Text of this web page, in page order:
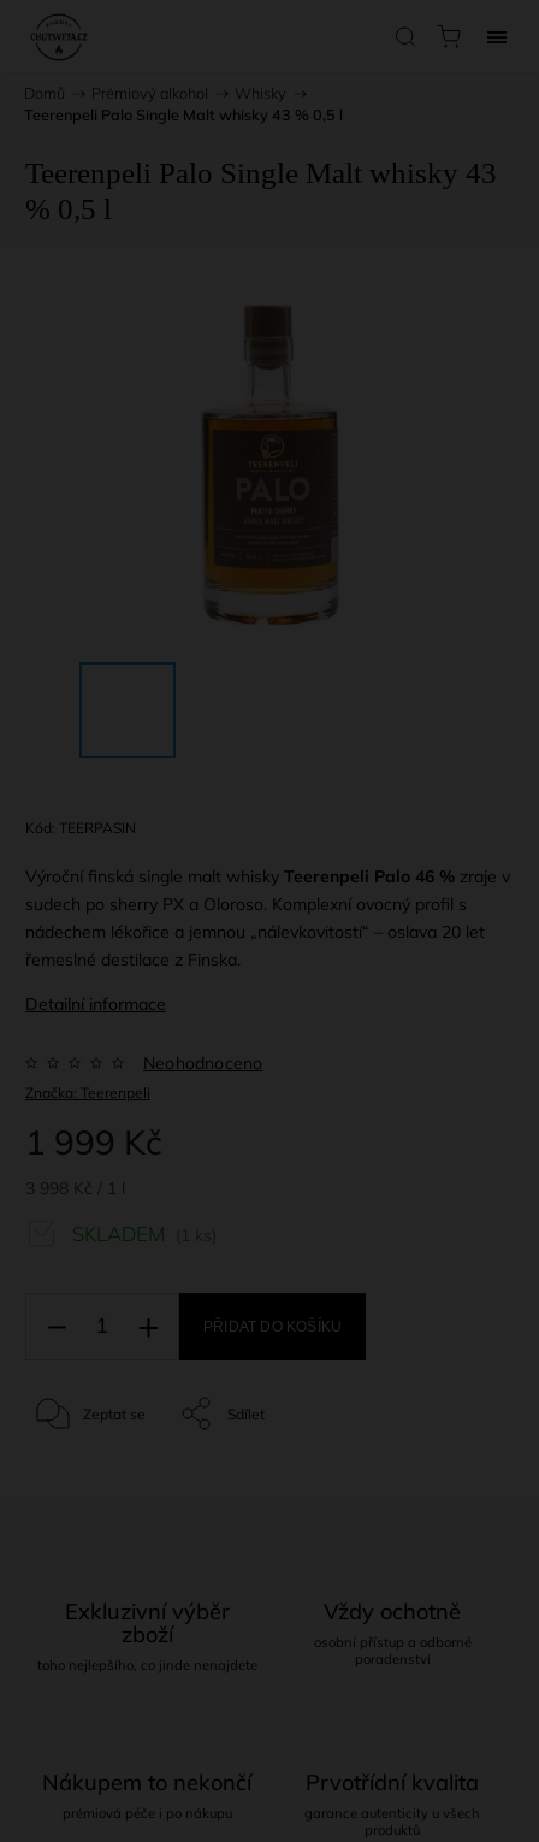
Domů Prémiový alkohol Whisky
Teerenpeli Palo Single Malt whisky 43 % 0,5 l
Teerenpeli Palo Single Malt whisky 43
% 0,5 l
Kód: TEERPASIN
Výroční finská single malt whisky Teerenpeli Palo 46 % zraje v
sudech po sherry PX a Oloroso. Komplexní ovocný profil s
nádechem lékořice a jemnou „nálevkovitostí“ – oslava 20 let
řemeslné destilace z Finska.
Detailní informace
Značka: Teerenpeli
Neohodnoceno
1 999 Kč
3 998 Kč / 1 l
SKLADEM
PŘIDAT DO KOŠÍKU
Zeptat se Sdílet
Exkluzivní výběr
zboží
toho nejlepšího, co jinde nenajdete
Vždy ochotně
osobní přístup a odborné
poradenství
Nákupem to nekončí
prémiová péče i po nákupu
Prvotřídní kvalita
garance autenticity u všech
produktů